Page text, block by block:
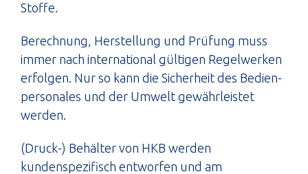
Stoffe.
Berechnung, Herstellung und Prüfung muss
immer nach international gültigen Regelwerken
erfolgen. Nur so kann die Sicherheit des Bedien-
personales und der Umwelt gewährleistet
werden.
(Druck-) Behälter von HKB werden
kundenspezifisch entworfen und am